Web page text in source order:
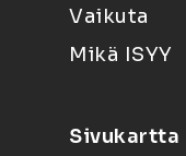
Vaikuta
Mikä ISYY
Sivukartta